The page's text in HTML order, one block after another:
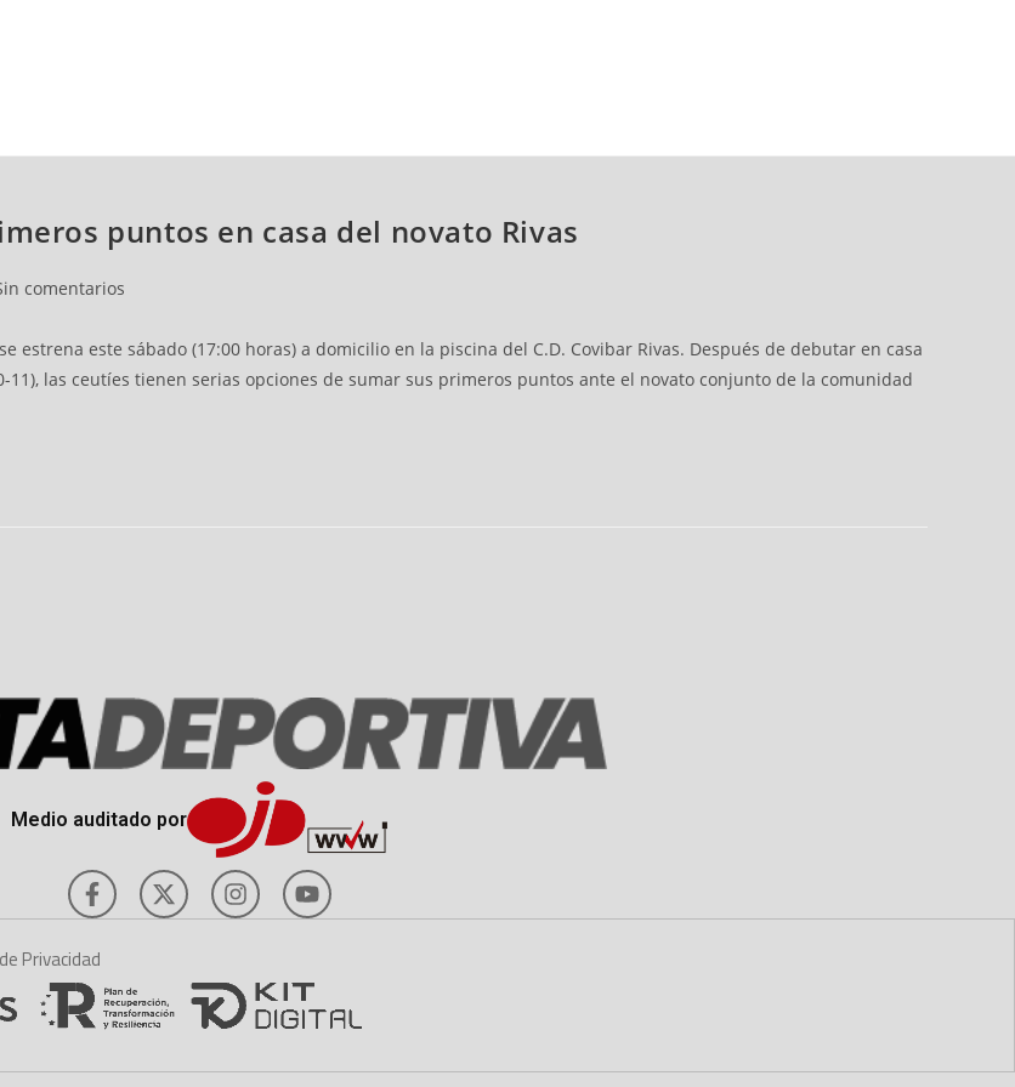
puntos en casa del novato Rivas
comentarios
estrena este sábado (17:00 horas) a domicilio en la piscina del C.D. Covibar Rivas. Después de debutar en casa
las ceutíes tienen serias opciones de sumar sus primeros puntos ante el novato conjunto de la comunidad
Medio auditado por
de Privacidad